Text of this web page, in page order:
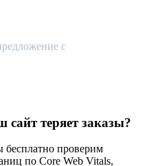
с
сайт теряет заказы?
бесплатно проверим
по Core Web Vitals,